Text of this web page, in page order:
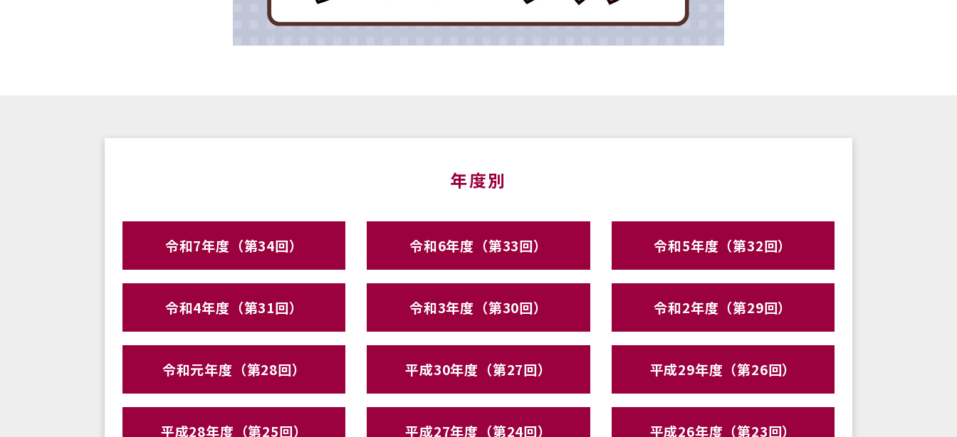
年度別
令和7年度（第34回） 令和6年度（第33回） 令和5年度（第32回）
令和4年度（第31回） 令和3年度（第30回） 令和2年度（第29回）
令和元年度（第28回） 平成30年度（第27回） 平成29年度（第26回）
平成28年度（第25回） 平成27年度（第24回） 平成26年度（第23回）